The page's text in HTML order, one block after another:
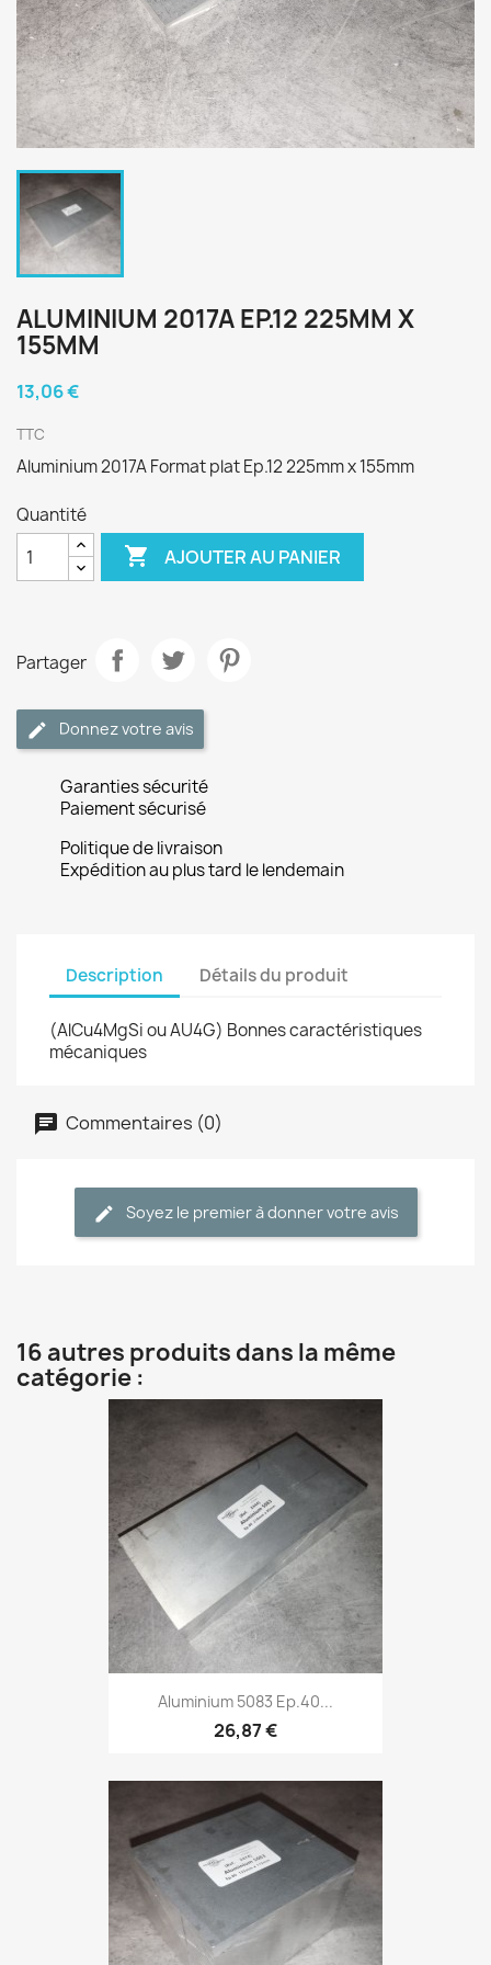
ALUMINIUM 2017A EP.12 225MM X
155MM
13,06 €
TTC
Aluminium 2017A Format plat Ep.12 225mm x 155mm
Quantité
 AJOUTER AU PANIER
Partager
Donnez votre avis
Garanties sécurité
Paiement sécurisé
Politique de livraison
Expédition au plus tard le lendemain
Description Détails du produit
(AlCu4MgSi ou AU4G) Bonnes caractéristiques
mécaniques
Commentaires (0)
Soyez le premier à donner votre avis
16 autres produits dans la même
catégorie :
Aluminium 5083 Ep.40...
26,87 €